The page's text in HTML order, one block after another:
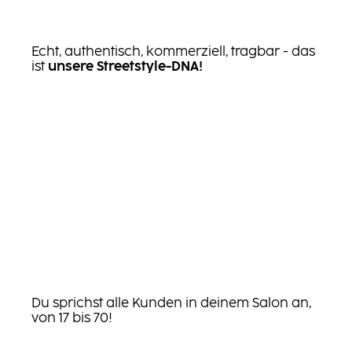
Echt, authentisch, kommerziell, tragbar - das
ist unsere Streetstyle-DNA!
Du sprichst alle Kunden in deinem Salon an,
von 17 bis 70!